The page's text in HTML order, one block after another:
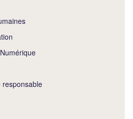
responsable